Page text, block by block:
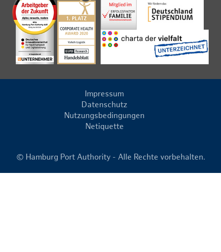
Impressum
Datenschutz
Nutzungsbedingungen
Netiquette
© Hamburg Port Authority - Alle Rechte vorbehalten.